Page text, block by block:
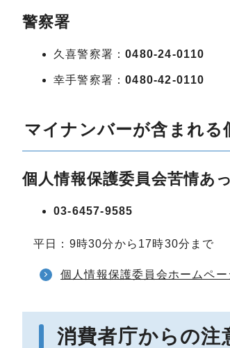
警察署
久喜警察署：0480-24-0110
幸手警察署：0480-42-0110
マイナンバーが含まれる
個人情報保護委員会苦情あ
03-6457-9585
平日：9時30分から17時30分まで
個人情報保護委員会ホームペー
消費者庁からの注